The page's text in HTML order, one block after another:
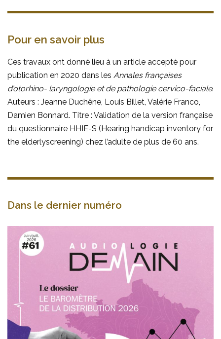
Pour en savoir plus
Ces travaux ont donné lieu à un article accepté pour
publication en 2020 dans les Annales françaises
d’otorhino- laryngologie et de pathologie cervico-faciale.
Auteurs : Jeanne Duchêne, Louis Billet, Valérie Franco,
Damien Bonnard. Titre : Validation de la version française
du questionnaire HHIE-S (Hearing handicap inventory for
the elderlyscreening) chez l’adulte de plus de 60 ans.
Dans le dernier numéro